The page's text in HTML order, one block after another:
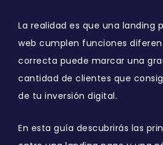
La realidad es que una landing
web cumplen funciones
correcta puede marcar una
cantidad de clientes que
de tu inversión digital.
En esta guía descubrirás las